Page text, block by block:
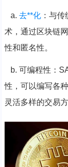
a. 去**化：与传
术，通过区块链
性和匿名性。
b. 可编程性：
性，可以编写各
灵活多样的交易方